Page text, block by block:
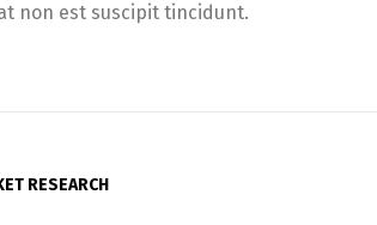
non est suscipit tincidunt.
RESEARCH